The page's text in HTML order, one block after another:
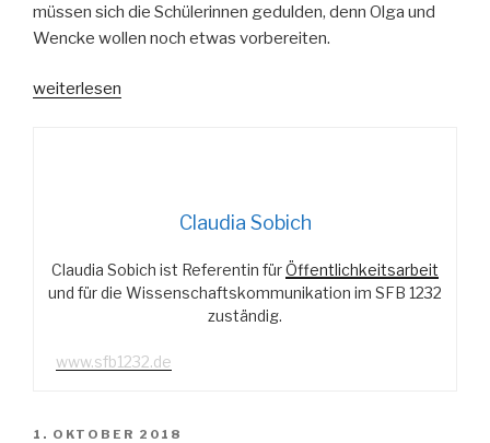
müssen sich die Schülerinnen gedulden, denn Olga und
Wencke wollen noch etwas vorbereiten.
„Überall
weiterlesen
Claudia Sobich
Claudia Sobich ist Referentin fürÖffentlichkeitsarbeit
und für die Wissenschaftskommunikation im SFB 1232
zuständig.
www.sfb1232.de
VERÖFFENTLICHT
1. OKTOBER 2018